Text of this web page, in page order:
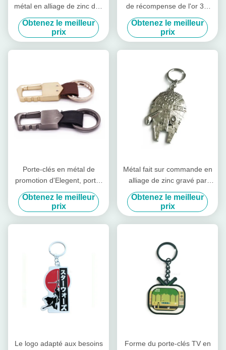
métal en alliage de zinc des
souvenirs 3d de récompense
de marathon d'or de sport
avec le ruban
Obtenez le meilleur
prix
de récompense de l'or 3D
d'OEM courant la médaille
faite sur commande de sport
en métal
Obtenez le meilleur
prix
Porte-clés en métal de
promotion d'Elegent, porte-
clés faits sur commande
personnalisés en métal de
cadeau
Obtenez le meilleur
prix
Métal fait sur commande en
alliage de zinc gravé par
électrodéposition argentée
Keychains pour des cadeaux
de promotion
Obtenez le meilleur
prix
Le logo adapté aux besoins
Forme du porte-clés TV en